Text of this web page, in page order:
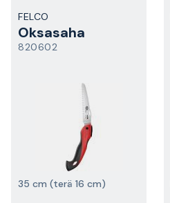
FELCO
Oksasaha
820602
35 cm (terä 16 cm)